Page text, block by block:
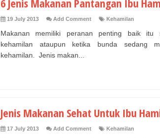
6 Jenis Makanan Pantangan Ibu
19 July 2013 Add Comment Kehamilan
Makanan memiliki peranan penting baik itu
kehamilan ataupun ketika bunda sedang
kehamilan. Jenis makan...
Jenis Makanan Sehat Untuk Ibu
17 July 2013 Add Comment Kehamilan